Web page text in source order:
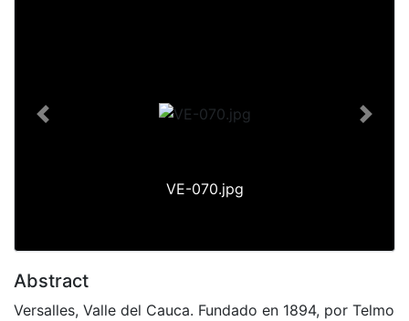
VE-070.jpg
Previous Next
Abstract
Versalles, Valle del Cauca. Fundado en 1894, por Telmo